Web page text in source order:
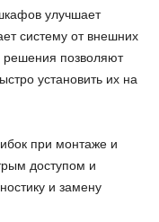
улучшает
систему от внешних
решения позволяют
установить их на
при монтаже и
доступом и
и замену